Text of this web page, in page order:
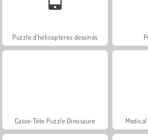
Puzzle d'hélicoptères dessinés
Casse-Tête Puzzle Dinosaure